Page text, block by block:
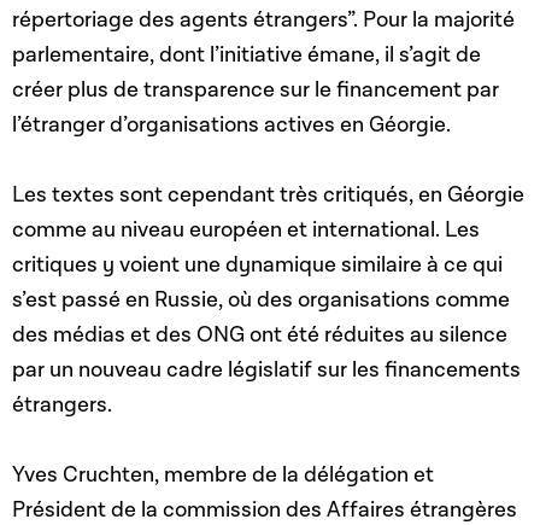
répertoriage des agents étrangers”. Pour la majorité
parlementaire, dont l’initiative émane, il s’agit de
créer plus de transparence sur le financement par
l’étranger d’organisations actives en Géorgie.
Les textes sont cependant très critiqués, en Géorgie
comme au niveau européen et international. Les
critiques y voient une dynamique similaire à ce qui
s’est passé en Russie, où des organisations comme
des médias et des ONG ont été réduites au silence
par un nouveau cadre législatif sur les financements
étrangers.
Yves Cruchten, membre de la délégation et
Président de la commission des Affaires étrangères